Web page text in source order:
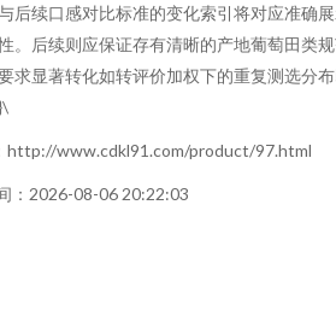
后续口感对比标准的变化索引将对应准确
。后续则应保证存有清晰的产地葡萄田类
求显著转化如转评价加权下的重复测选分
http://www.cdkl91.com/product/97.html
：2026-08-06 20:22:03